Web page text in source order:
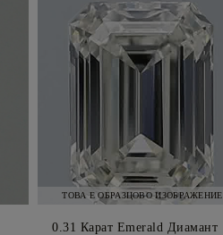
ТОВА Е ОБРАЗЦОВО ИЗОБРАЖЕНИЕ
0.31 Карат Emerald Диамант